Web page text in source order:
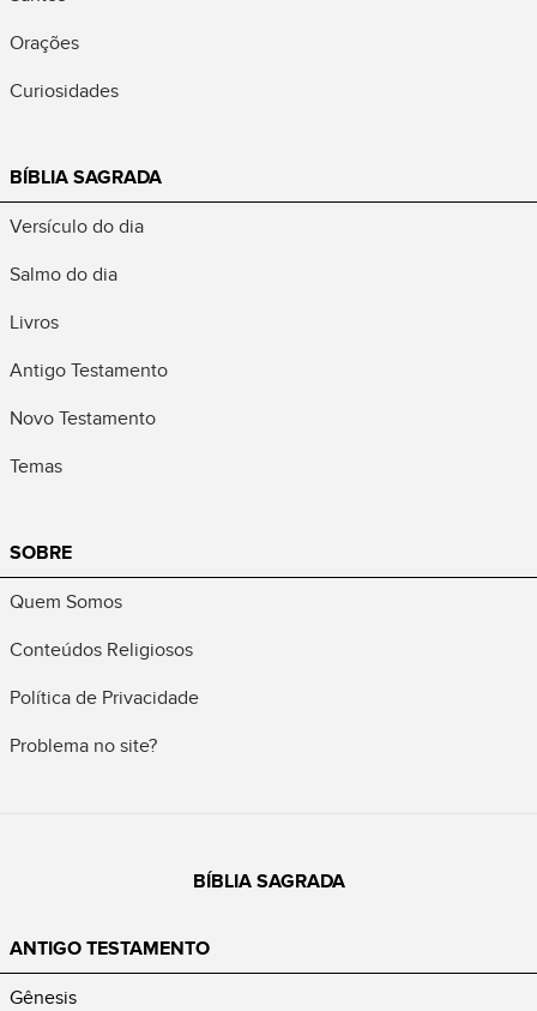
Orações
Curiosidades
BÍBLIA SAGRADA
Versículo do dia
Salmo do dia
Livros
Antigo Testamento
Novo Testamento
Temas
SOBRE
Quem Somos
Conteúdos Religiosos
Política de Privacidade
Problema no site?
BÍBLIA SAGRADA
ANTIGO TESTAMENTO
Gênesis